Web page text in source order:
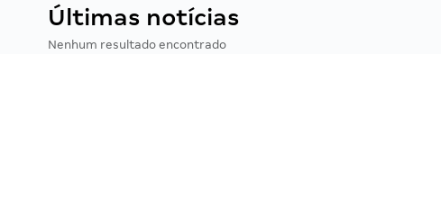
Últimas notícias
Nenhum resultado encontrado